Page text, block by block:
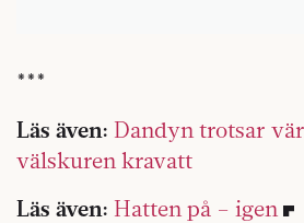
***
Läs även: Dandyn trotsar
välskuren kravatt
Läs även: Hatten på – igen